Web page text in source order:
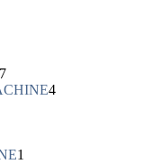
4
1